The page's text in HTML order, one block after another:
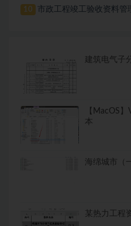
10 市政工程竣工验收资料管
建筑电气子
【MacOS
本
海绵城市（
某热力工程